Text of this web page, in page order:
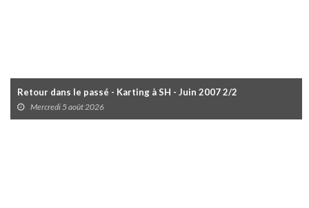
Retour dans le passé - Karting à SH - Juin 2007 2/2
Mercredi 5 août 2026